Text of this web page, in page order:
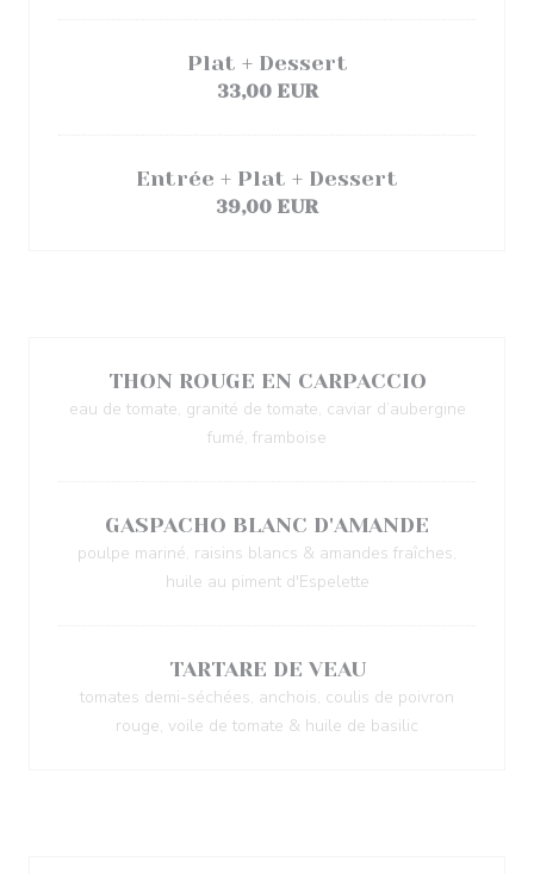
Plat + Dessert
33,00 EUR
Entrée + Plat + Dessert
39,00 EUR
THON ROUGE EN CARPACCIO
eau de tomate, granité de tomate, caviar d’aubergine
fumé, framboise
GASPACHO BLANC D'AMANDE
poulpe mariné, raisins blancs & amandes fraîches,
huile au piment d'Espelette
TARTARE DE VEAU
tomates demi-séchées, anchois, coulis de poivron
rouge, voile de tomate & huile de basilic